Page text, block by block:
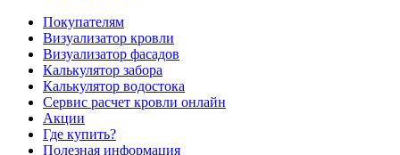
Покупателям
Визуализатор кровли
Визуализатор фасадов
Калькулятор забора
Калькулятор водостока
Сервис расчет кровли онлайн
Акции
Где купить?
Полезная информация